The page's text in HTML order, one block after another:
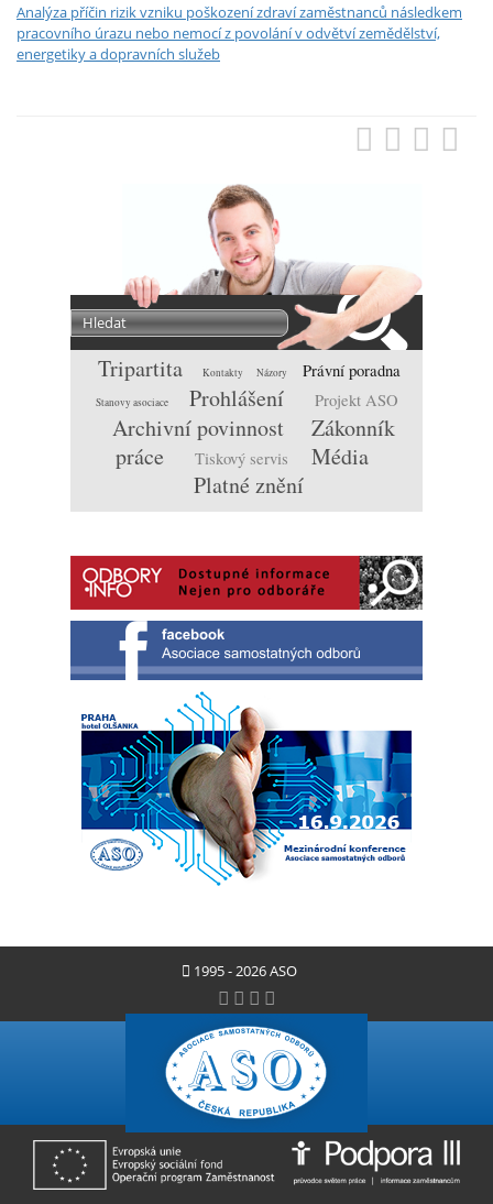
Analýza příčin rizik vzniku poškození zdraví zaměstnanců následkem
pracovního úrazu nebo nemocí z povolání v odvětví zemědělství,
energetiky a dopravních služeb
Tripartita Kontakty Názory Právní poradna
Stanovy asociace Prohlášení Projekt ASO
Archivní povinnost
Zákonník
práce
Tiskový servis
Média
Platné znění
1995 - 2026 ASO